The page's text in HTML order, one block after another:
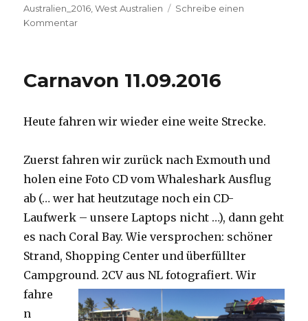
am
Australien_2016 ,West Australien
Schreibe einen
Kommentarzu
Carnavon 11.09.2016
Heute fahren wir wieder eine weite Strecke.
Zuerst fahren wir zurück nach Exmouth und
holen eine Foto CD vom Whaleshark Ausflug
ab (… wer hat heutzutage noch ein CD-
Laufwerk – unsere Laptops nicht …), dann geht
es nach Coral Bay. Wie versprochen: schöner
Strand, Shopping Center und überfüllter
Campground.2CV aus NL fotografiert. Wir
fahre
n